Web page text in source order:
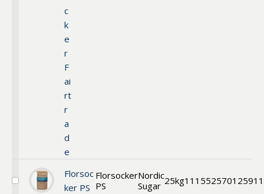
c
k
e
r
F
ai
rt
r
a
d
e
Välj
Florsoc
ker PS
Florsocker
PS
Nordic
Sugar 25kg11155